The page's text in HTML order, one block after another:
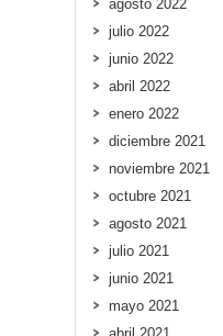
agosto 2022
julio 2022
junio 2022
abril 2022
enero 2022
diciembre 2021
noviembre 2021
octubre 2021
agosto 2021
julio 2021
junio 2021
mayo 2021